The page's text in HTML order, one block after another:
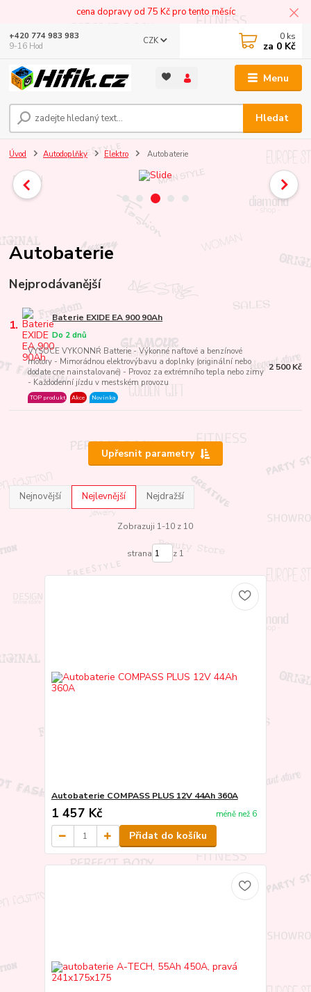
cena dopravy od 75 Kč pro tento měsíc
Menu
CZK
Hledat
+420 774 983 983
9-16 Hod
0 ks
za 0 Kč
Úvod Autodoplňky Elektro Autobaterie
Autobaterie
Nejprodávanější
1. Baterie EXIDE EA 900 90Ah
VYSOCE VYKONNŔ Batterie - Výkonné naftové a benzínové
motory - Mimorádnou elektrovýbavu a doplnky (originální nebo
dodate cne nainstalované) - Provoz za extrémního tepla nebo zimy
- Každodenní jízdu v mestském provozu
Do 2 dnů
TOP produkt Akce Novinka
2 500 Kč
Upřesnit parametry
Nejnovější Nejlevnější Nejdražší
Zobrazuji 1-10 z 10
strana z 1
Autobaterie COMPASS PLUS 12V 44Ah 360A
1 457 Kč méně než 6
Přidat do košíku